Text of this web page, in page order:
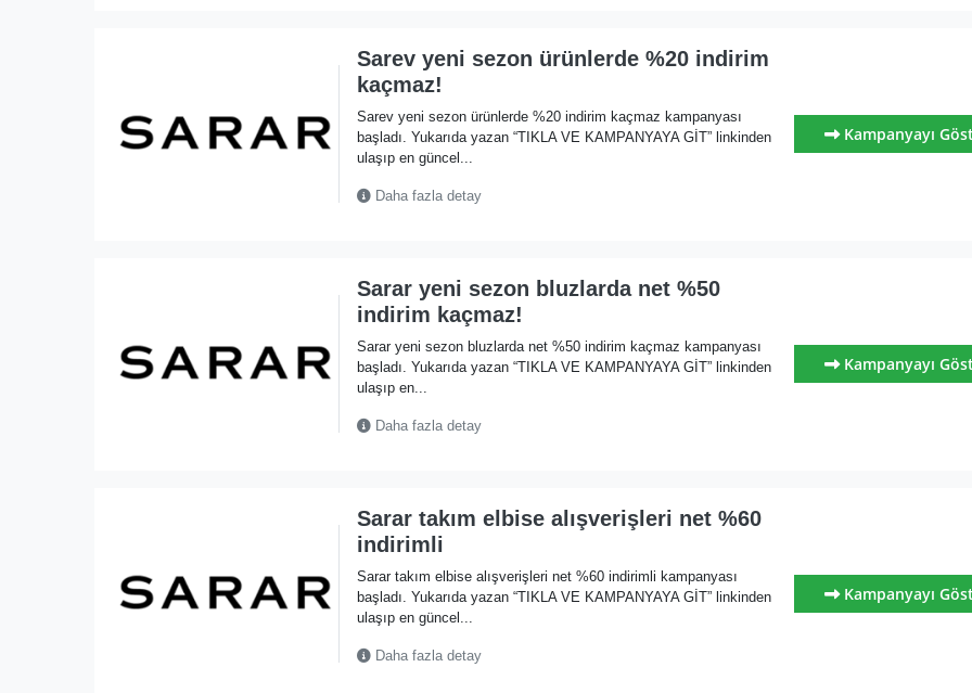
Sarev yeni sezon ürünlerde %20 indirim
kaçmaz!
Sarev yeni sezon ürünlerde %20 indirim kaçmaz kampanyası
başladı. Yukarıda yazan “TIKLA VE KAMPANYAYA GİT” linkinden
ulaşıp en güncel...
Daha fazla detay
Kampanyayı
Sarar yeni sezon bluzlarda net %50
indirim kaçmaz!
Sarar yeni sezon bluzlarda net %50 indirim kaçmaz kampanyası
başladı. Yukarıda yazan “TIKLA VE KAMPANYAYA GİT” linkinden
ulaşıp en...
Daha fazla detay
Kampanyayı
Sarar takım elbise alışverişleri net %60
indirimli
Sarar takım elbise alışverişleri net %60 indirimli kampanyası
başladı. Yukarıda yazan “TIKLA VE KAMPANYAYA GİT” linkinden
ulaşıp en güncel...
Daha fazla detay
Kampanyayı